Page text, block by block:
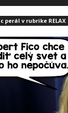
perál v rubrike RELAX